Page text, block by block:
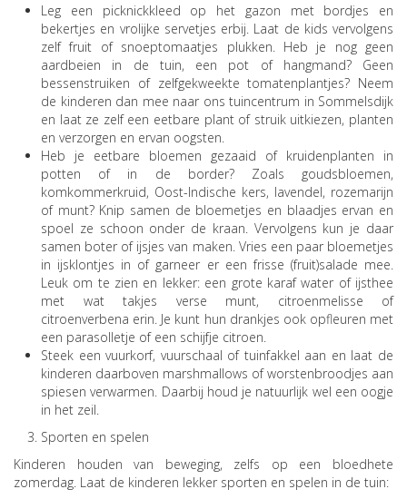
Leg een picknickkleed op het gazon met bordjes en
bekertjes en vrolijke servetjes erbij. Laat de kids vervolgens
zelf fruit of snoeptomaatjes plukken. Heb je nog geen
aardbeien in de tuin, een pot of hangmand? Geen
bessenstruiken of zelfgekweekte tomatenplantjes? Neem
de kinderen dan mee naar ons tuincentrum in Sommelsdijk
en laat ze zelf een eetbare plant of struik uitkiezen, planten
en verzorgen en ervan oogsten.
Heb je eetbare bloemen gezaaid of kruidenplanten in
potten of in de border? Zoals goudsbloemen,
komkommerkruid, Oost-Indische kers, lavendel, rozemarijn
of munt? Knip samen de bloemetjes en blaadjes ervan en
spoel ze schoon onder de kraan. Vervolgens kun je daar
samen boter of ijsjes van maken. Vries een paar bloemetjes
in ijsklontjes in of garneer er een frisse (fruit)salade mee.
Leuk om te zien en lekker: een grote karaf water of ijsthee
met wat takjes verse munt, citroenmelisse of
citroenverbena erin. Je kunt hun drankjes ook opfleuren met
een parasolletje of een schijfje citroen.
Steek een vuurkorf, vuurschaal of tuinfakkel aan en laat de
kinderen daarboven marshmallows of worstenbroodjes aan
spiesen verwarmen. Daarbij houd je natuurlijk wel een oogje
in het zeil.
Sporten en spelen
Kinderen houden van beweging, zelfs op een bloedhete
zomerdag. Laat de kinderen lekker sporten en spelen in de tuin: